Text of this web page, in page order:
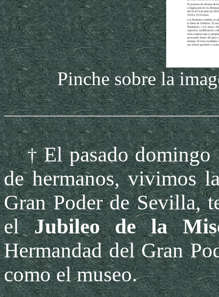
Pinche sobre la
† El pasado
de hermanos, vivimos
Gran Poder de Sevilla,
elJubileo de la
Hermandad del Gran
como el museo.